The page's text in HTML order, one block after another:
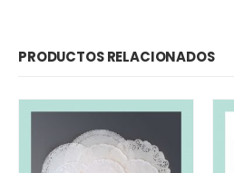
PRODUCTOS RELACIONADOS